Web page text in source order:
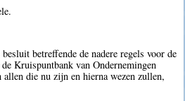
betreffende de nadere regels voor de
Kruispuntbank van Ondernemingen
die nu zijn en hierna wezen zullen,